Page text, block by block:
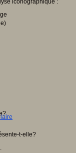
iconographique :
t-elle?